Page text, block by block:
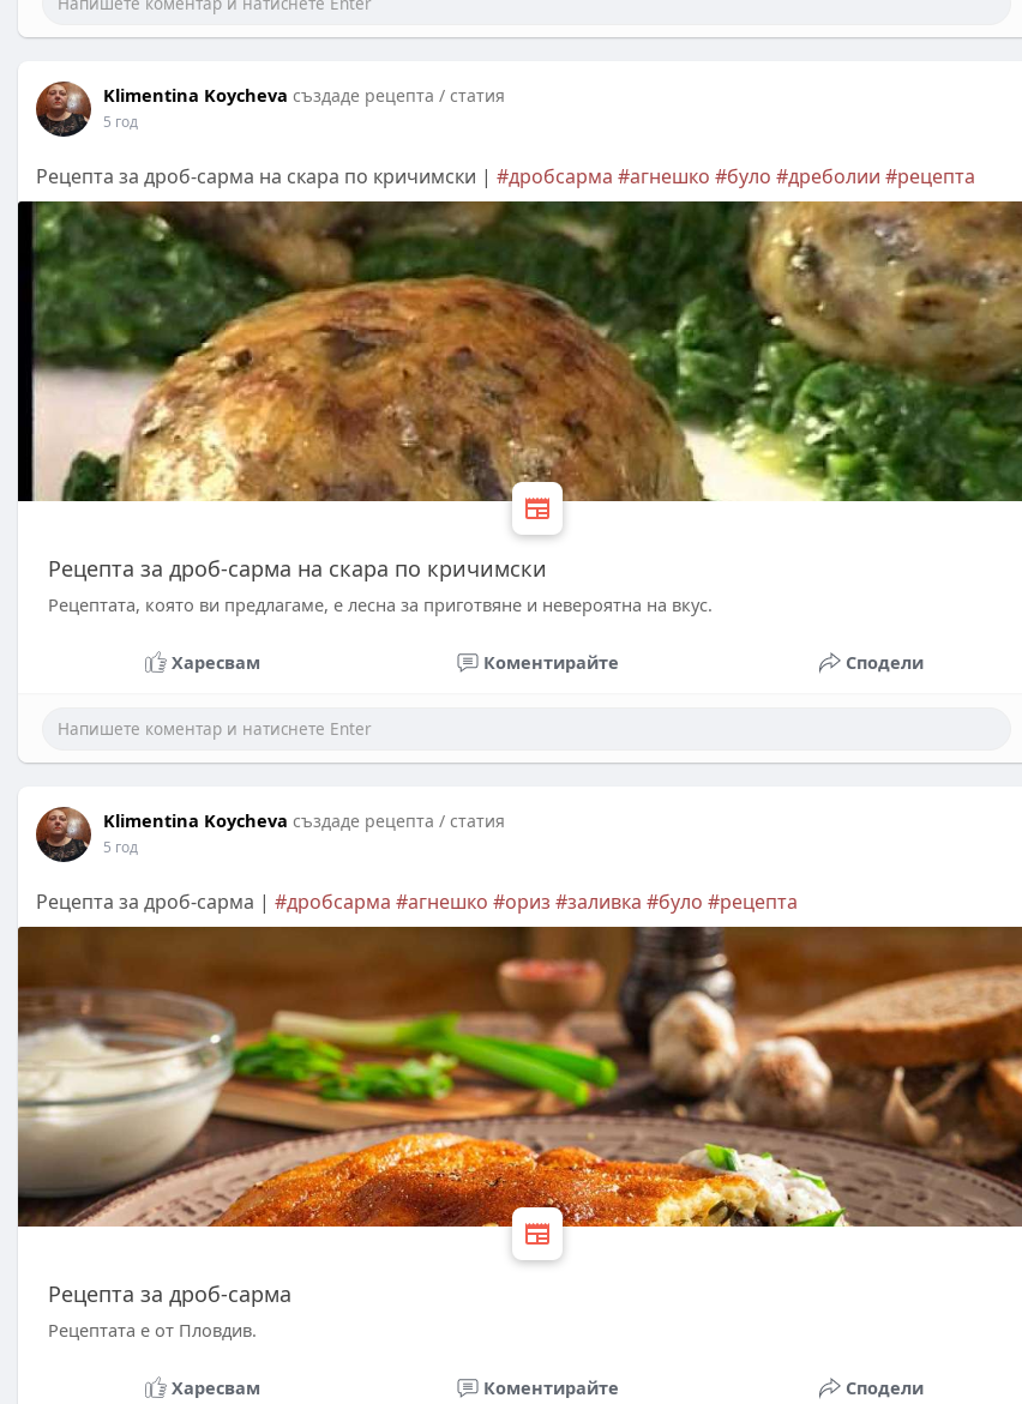
Klimentina Koycheva създаде рецепта / статия
5 год
Рецепта за дроб-сарма на скара по кричимски | #дробсарма #агнешко #було #дреболии #рецепта
Рецепта за дроб-сарма на скара по кричимски
Рецептата, която ви предлагаме, е лесна за приготвяне и невероятна на вкус.
Харесвам Коментирайте Сподели
Klimentina Koycheva създаде рецепта / статия
5 год
Рецепта за дроб-сарма | #дробсарма #агнешко #ориз #заливка #було #рецепта
Рецепта за дроб-сарма
Рецептата е от Пловдив.
Харесвам Коментирайте Сподели